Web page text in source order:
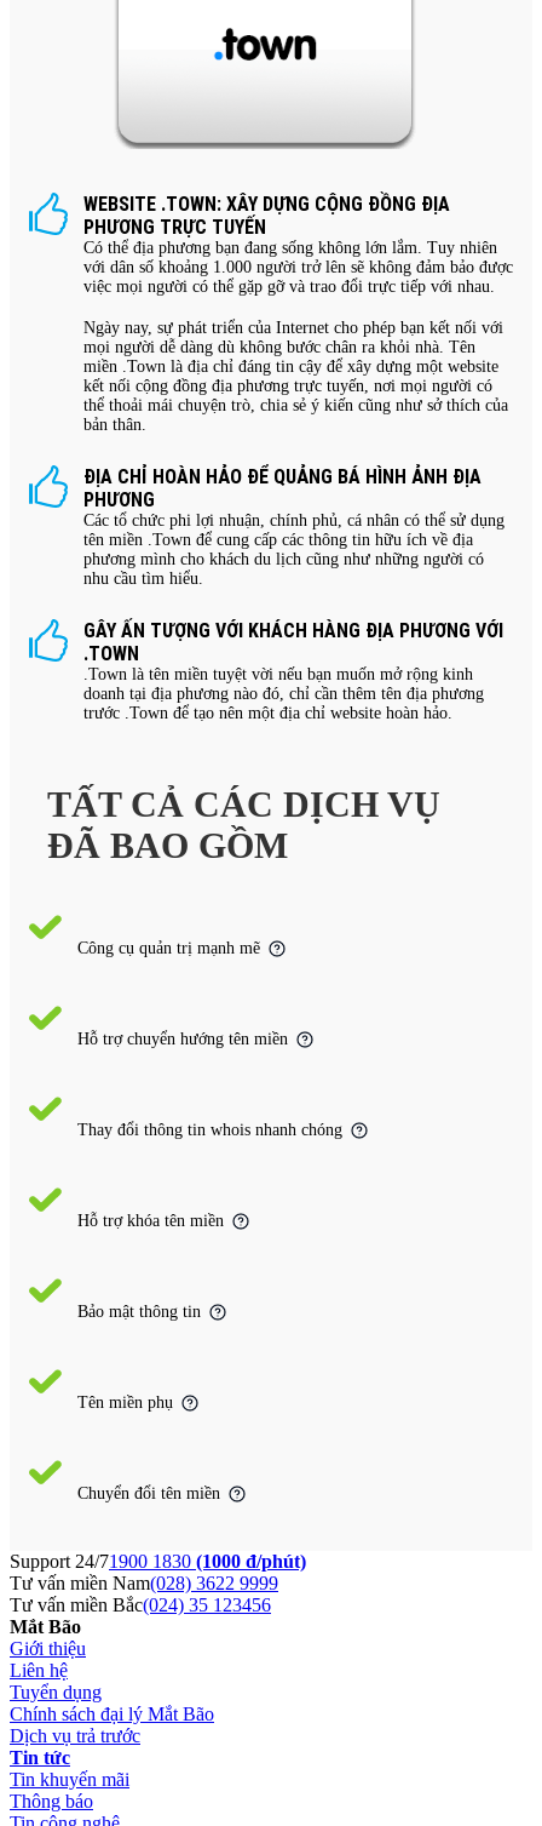
WEBSITE .TOWN: XÂY DỰNG CỘNG ĐỒNG ĐỊA
PHƯƠNG TRỰC TUYẾN
Có thể địa phương bạn đang sống không lớn lắm. Tuy nhiên
với dân số khoảng 1.000 người trở lên sẽ không đảm bảo được
việc mọi người có thể gặp gỡ và trao đổi trực tiếp với nhau.
Ngày nay, sự phát triển của Internet cho phép bạn kết nối với
mọi người dễ dàng dù không bước chân ra khỏi nhà. Tên
miền .Town là địa chỉ đáng tin cậy để xây dựng một website
kết nối cộng đồng địa phương trực tuyến, nơi mọi người có
thể thoải mái chuyện trò, chia sẻ ý kiến cũng như sở thích của
bản thân.
ĐỊA CHỈ HOÀN HẢO ĐỂ QUẢNG BÁ HÌNH ẢNH ĐỊA
PHƯƠNG
Các tổ chức phi lợi nhuận, chính phủ, cá nhân có thể sử dụng
tên miền .Town để cung cấp các thông tin hữu ích về địa
phương mình cho khách du lịch cũng như những người có
nhu cầu tìm hiểu.
GÂY ẤN TƯỢNG VỚI KHÁCH HÀNG ĐỊA PHƯƠNG VỚI
.TOWN
.Town là tên miền tuyệt vời nếu bạn muốn mở rộng kinh
doanh tại địa phương nào đó, chỉ cần thêm tên địa phương
trước .Town để tạo nên một địa chỉ website hoàn hảo.
TẤT CẢ CÁC DỊCH VỤ
ĐÃ BAO GỒM
Công cụ quản trị mạnh mẽ
Hỗ trợ chuyển hướng tên miền
Thay đổi thông tin whois nhanh chóng
Hỗ trợ khóa tên miền
Bảo mật thông tin
Tên miền phụ
Chuyển đổi tên miền
Support 24/71900 1830 (1000 đ/phút)
Tư vấn miền Nam(028) 3622 9999
Tư vấn miền Bắc(024) 35 123456
Mắt Bão
Giới thiệu
Liên hệ
Tuyển dụng
Chính sách đại lý Mắt Bão
Dịch vụ trả trước
Tin tức
Tin khuyến mãi
Thông báo